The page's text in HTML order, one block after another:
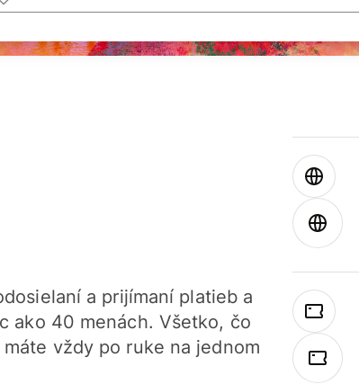
a prijímaní platieb a
ako 40 menách. Všetko, čo
vždy po ruke na jednom